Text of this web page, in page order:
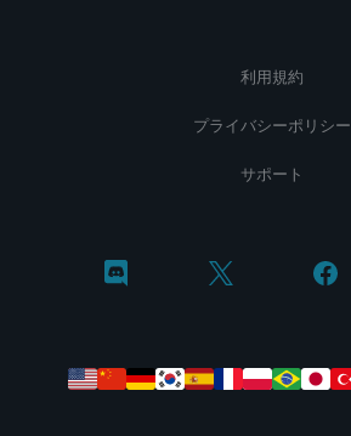
利用規約
プライバシーポリシー
サポート